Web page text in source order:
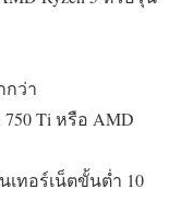
กว่า
750 Ti หรือ AMD
เทอร์เน็ตขั้นต่ำ 10